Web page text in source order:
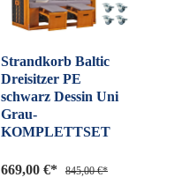
Strandkorb Baltic
Dreisitzer PE
schwarz Dessin Uni
Grau-
KOMPLETTSET
669,00 €*
845,00 €*